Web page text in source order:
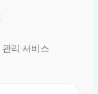
리 서비스